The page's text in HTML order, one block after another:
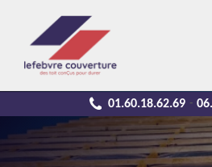
01.60.18.62.69 -